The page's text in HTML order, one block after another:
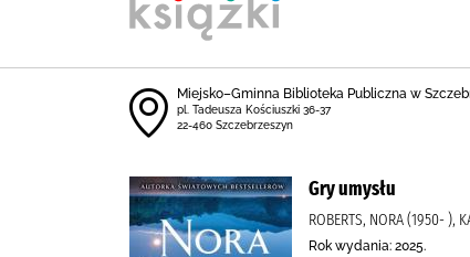
Miejsko–Gminna Biblioteka Publiczna w
pl. Tadeusza Kościuszki 36-37
22-460 Szczebrzeszyn
Gry umysłu
ROBERTS, NORA (1950- ),
Rok wydania: 2025.